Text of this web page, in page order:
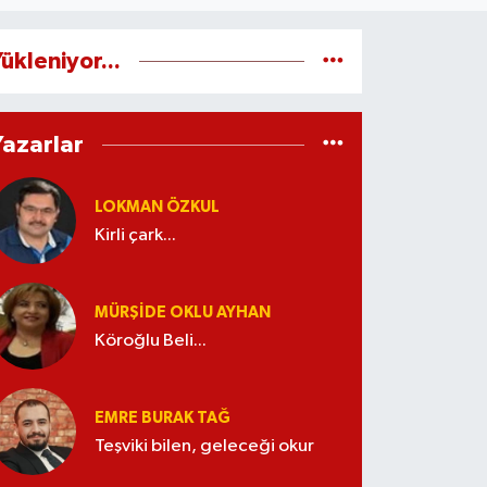
LOKMAN ÖZKUL
Kirli çark...
MÜRŞIDE OKLU AYHAN
Köroğlu Beli...
EMRE BURAK TAĞ
Teşviki bilen, geleceği okur